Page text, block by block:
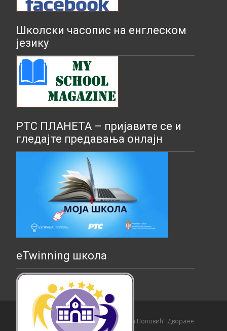
Школски часопис на енглеском
језику
РТС ПЛАНЕТА – пријавите се и
гледајте предавања онлајн
eTwinning школа
Copyright © Основна школа "Страхиња Поповић" Дворане